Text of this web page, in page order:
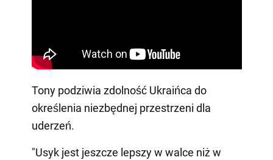
Tony podziwia zdolność Ukraińca do
określenia niezbędnej przestrzeni dla
uderzeń.
"Usyk jest jeszcze lepszy w walce niż w